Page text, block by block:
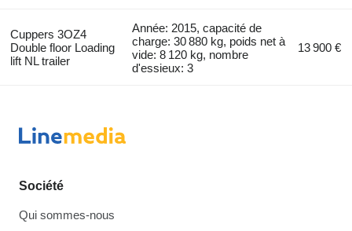
Cuppers 3OZ4
Double floor Loading
lift NL trailer
Année: 2015, capacité de
charge: 30 880 kg, poids net à
vide: 8 120 kg, nombre
d'essieux: 3
13 900 €
Société
Qui sommes-nous